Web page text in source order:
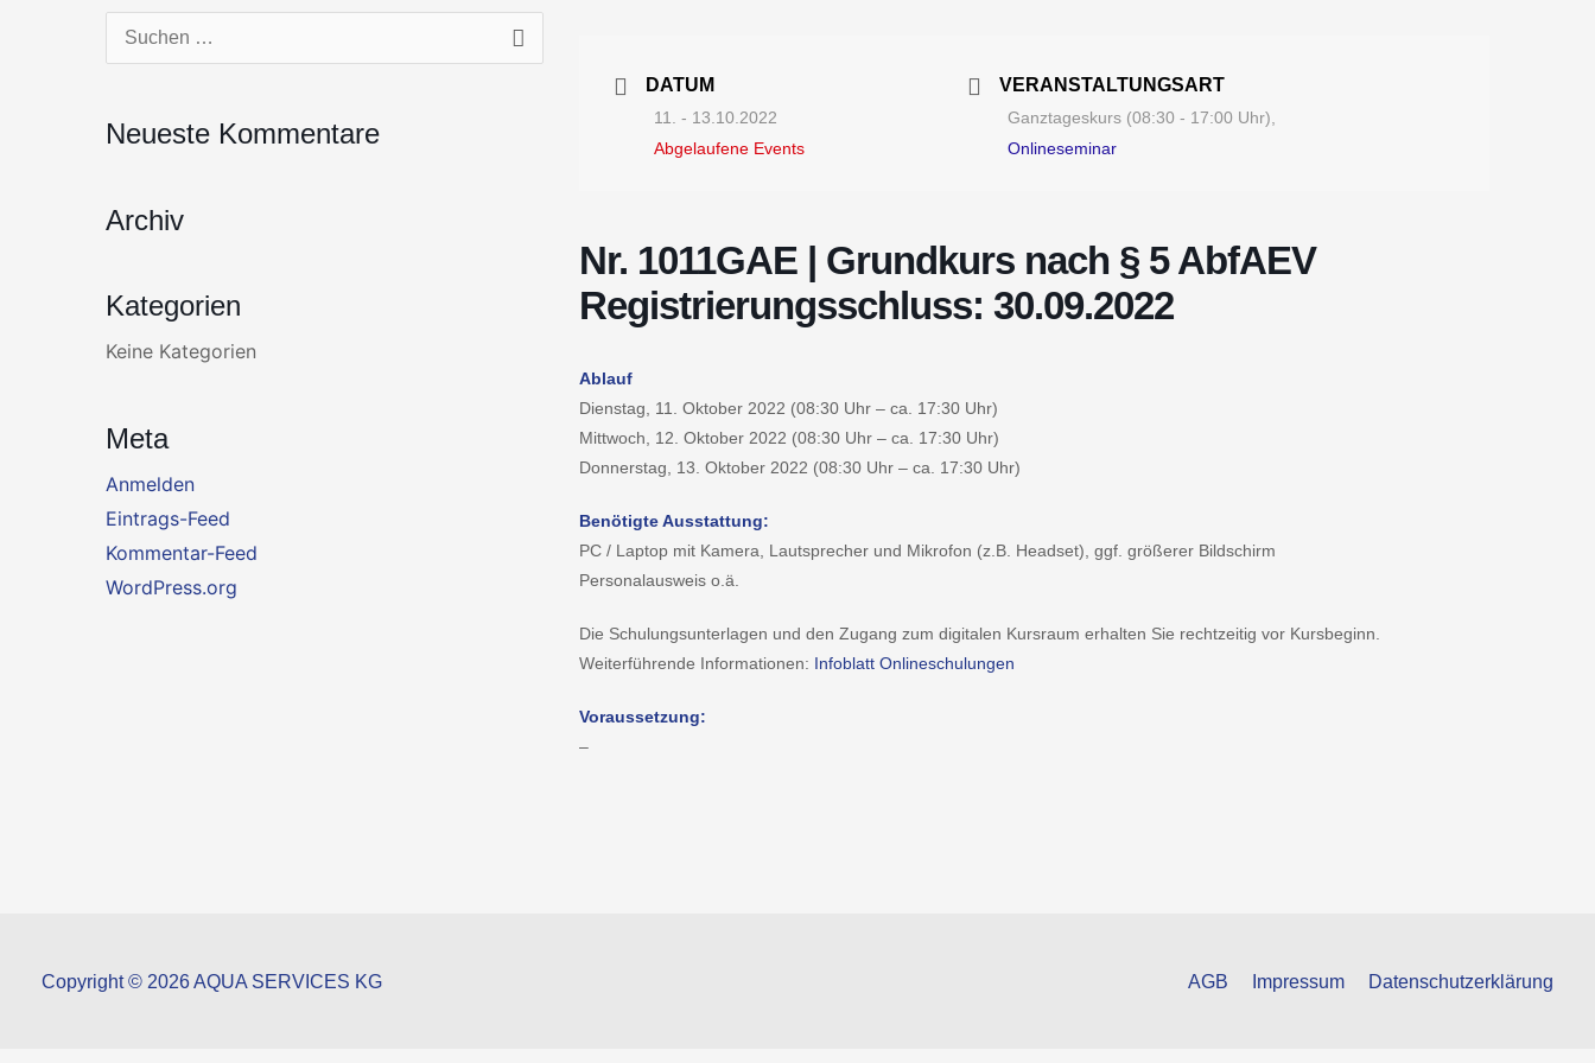
Suchen
Neueste Kommentare
Archiv
Kategorien
Keine Kategorien
Meta
Anmelden
Eintrags-Feed
Kommentar-Feed
WordPress.org
DATUM
11. - 13.10.2022
Abgelaufene Events
VERANSTALTUNGSART
Ganztageskurs (08:30 - 17:00 Uhr),
Onlineseminar
Nr. 1011GAE | Grundkurs nach § 5 AbfAEV
Registrierungsschluss: 30.09.2022
Ablauf
Dienstag, 11. Oktober 2022 (08:30 Uhr – ca. 17:30 Uhr)
Mittwoch, 12. Oktober 2022 (08:30 Uhr – ca. 17:30 Uhr)
Donnerstag, 13. Oktober 2022 (08:30 Uhr – ca. 17:30 Uhr)
Benötigte Ausstattung:
PC / Laptop mit Kamera, Lautsprecher und Mikrofon (z.B. Headset), ggf. größerer Bildschirm
Personalausweis o.ä.
Die Schulungsunterlagen und den Zugang zum digitalen Kursraum erhalten Sie rechtzeitig vor Kursbeginn.
Weiterführende Informationen: Infoblatt Onlineschulungen
Voraussetzung:
–
Copyright © 2026 AQUA SERVICES KG AGB Impressum Datenschutzerklärung